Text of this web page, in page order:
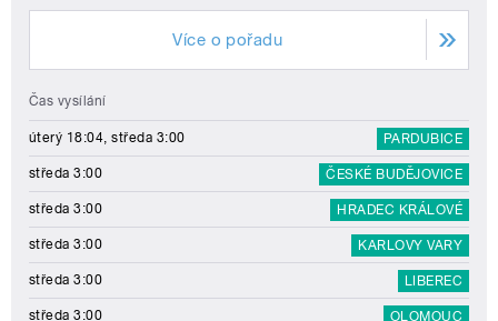
Více o pořadu
Čas vysílání
úterý 18:04, středa 3:00 PARDUBICE
středa 3:00 ČESKÉ BUDĚJOVICE
středa 3:00 HRADEC KRÁLOVÉ
středa 3:00 KARLOVY VARY
středa 3:00 LIBEREC
středa 3:00 OLOMOUC